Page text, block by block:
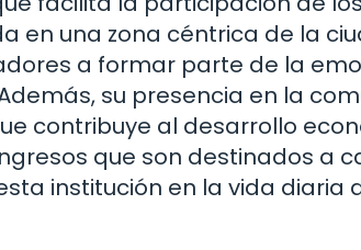
en una zona céntrica de la
a formar parte de la
su presencia en la
contribuye al desarrollo
que son destinados a
institución en la vida diaria